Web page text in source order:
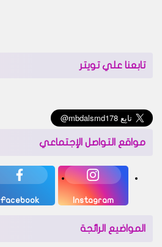
تابعنا علي تويتر
مواقع التواصل الإجتماعي
Instagram
Facebook
المواضيع الرائجة